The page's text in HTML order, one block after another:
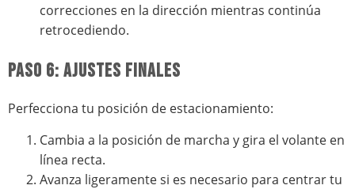
correcciones en la dirección mientras continúa
retrocediendo.
PASO 6: AJUSTES FINALES
Perfecciona tu posición de estacionamiento:
Cambia a la posición de marcha y gira el volante en
línea recta.
Avanza ligeramente si es necesario para centrar tu